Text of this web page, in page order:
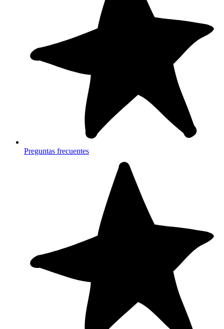
Preguntas frecuentes